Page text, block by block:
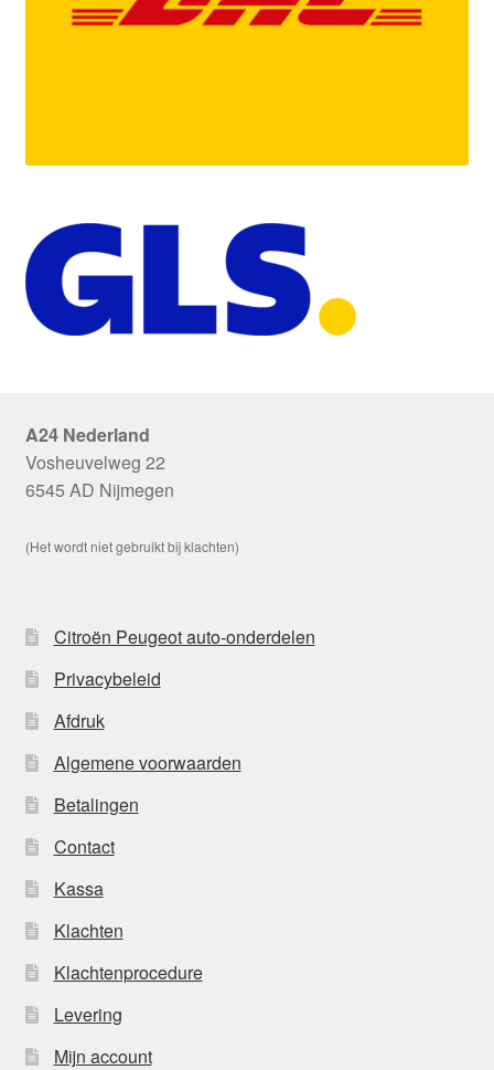
A24 Nederland
Vosheuvelweg 22
6545 AD Nijmegen
(Het wordt niet gebruikt bij klachten)
Citroën Peugeot auto-onderdelen
Privacybeleid
Afdruk
Algemene voorwaarden
Betalingen
Contact
Kassa
Klachten
Klachtenprocedure
Levering
Mijn account